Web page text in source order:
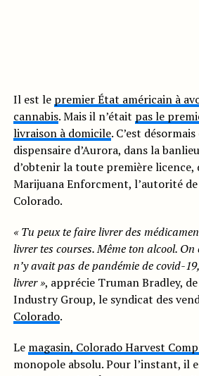
Il est le premier État américain à
cannabis. Mais il n’était pas le
livraison à domicile. C’est
dispensaire d’Aurora, dans la
d’obtenir la toute première licence,
Marijuana Enforcment, l’autorité
Colorado.
« Tu peux te faire livrer des
livrer tes courses. Même ton alcool. On
n’y avait pas de pandémie de covid-
livrer », apprécie Truman Bradley,
Industry Group, le syndicat des
Colorado.
Le magasin, Colorado Harvest
monopole absolu. Pour l’instant, il